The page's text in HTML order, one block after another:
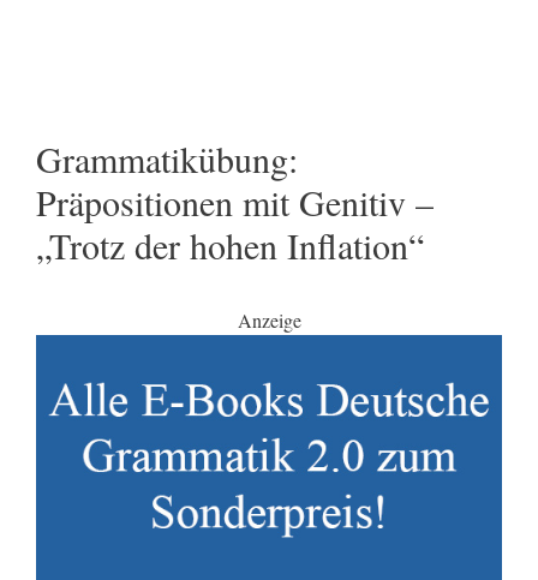
Grammatikübung:
Präpositionen mit Genitiv –
„Trotz der hohen Inflation“
Anzeige